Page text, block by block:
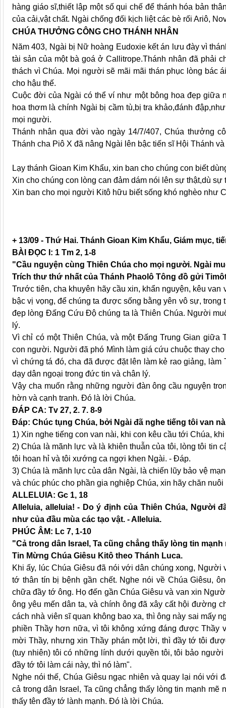
hàng giáo sĩ,thiết lập một số qui chế để thánh hóa bản
của cải,vật chất. Ngài chống đối kịch liệt các bè rối Ariô,
CHÚA THƯỞNG CÔNG CHO THÁNH NHÂN
Năm 403, Ngài bị Nữ hoàng Eudoxie kết án lưu đày vì
tài sản của một bà goá ở Callitrope.Thánh nhân đã phải
thách vì Chúa. Mọi người sẽ mãi mãi thán phục lòng bác
cho hậu thế.
Cuộc đời của Ngài có thể ví như một bông hoa đẹp giữa
hoa thơm là chính Ngài bị cầm tù,bị tra khảo,đánh
mọi người.
Thánh nhân qua đời vào ngày 14/7/407, Chúa thưởng
Thánh cha Piô X đã nâng Ngài lên bậc tiến sĩ Hội Thánh
Lạy thánh Gioan Kim Khẩu, xin ban cho chúng con biết
Xin cho chúng con lòng can đảm dám nói lên sự thật,dù
Xin ban cho mọi người Kitô hữu biết sống khó nghèo như
+ 13/09 - Thứ Hai. Thánh Gioan Kim Khẩu, Giám mục,
BÀI ĐỌC I: 1 Tm 2, 1-8
"Cầu nguyện cùng Thiên Chúa cho mọi người. Ngài
Trích thư thứ nhất của Thánh Phaolô Tông đồ gửi
Trước tiên, cha khuyên hãy cầu xin, khẩn nguyện, kêu
bậc vị vọng, để chúng ta được sống bằng yên vô sự,
đẹp lòng Đấng Cứu Độ chúng ta là Thiên Chúa. Người
lý.
Vì chỉ có một Thiên Chúa, và một Đấng Trung Gian
con người. Người đã phó Mình làm giá cứu chuộc thay
vì chứng tá đó, cha đã được đặt lên làm kẻ rao giảng,
dạy dân ngoại trong đức tin và chân lý.
Vậy cha muốn rằng những người đàn ông cầu nguyện
hờn và cạnh tranh. Đó là lời Chúa.
ĐÁP CA: Tv 27, 2. 7. 8-9
Đáp: Chúc tụng Chúa, bởi Ngài đã nghe tiếng tôi van
1) Xin nghe tiếng con van nài, khi con kêu cầu tới Chúa,
2) Chúa là mãnh lực và là khiên thuẫn của tôi, lòng tôi tin
tôi hoan hỉ và tôi xướng ca ngợi khen Ngài. - Đáp.
3) Chúa là mãnh lực của dân Ngài, là chiến lũy bảo vệ
và chúc phúc cho phần gia nghiệp Chúa, xin hãy chăn
ALLELUIA: Gc 1, 18
Alleluia, alleluia! - Do ý định của Thiên Chúa, Người
như của đầu mùa các tạo vật. - Alleluia.
PHÚC ÂM: Lc 7, 1-10
"Cả trong dân Israel, Ta cũng chẳng thấy lòng tin
Tin Mừng Chúa Giêsu Kitô theo Thánh Luca.
Khi ấy, lúc Chúa Giêsu đã nói với dân chúng xong,
tớ thân tín bị bệnh gần chết. Nghe nói về Chúa Giêsu,
chữa đầy tớ ông. Họ đến gần Chúa Giêsu và van xin
ông yêu mến dân ta, và chính ông đã xây cất hội đường
cách nhà viên sĩ quan không bao xa, thì ông này sai mấy
phiền Thầy hơn nữa, vì tôi không xứng đáng được Thầy
mời Thầy, nhưng xin Thầy phán một lời, thì đầy tớ tôi
(tuy nhiên) tôi có những lính dưới quyền tôi, tôi bảo
đầy tớ tôi làm cái này, thì nó làm".
Nghe nói thế, Chúa Giêsu ngạc nhiên và quay lại nói với
cả trong dân Israel, Ta cũng chẳng thấy lòng tin mạnh
thấy tên đầy tớ lành mạnh. Đó là lời Chúa.